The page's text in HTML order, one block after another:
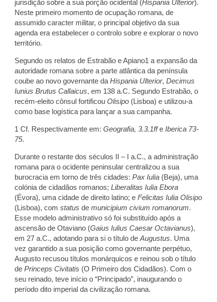
jurisdição sobre a sua porção ocidental (Hispania Ulterior).
Neste primeiro momento de ocupação romana, de
assumido caracter militar, o principal objetivo da sua
agenda era estabelecer o controlo sobre e explorar o novo
território.
Segundo os relatos de Estrabão e Apiano1 a expansão da
autoridade romana sobre a parte atlântica da península
coube ao novo governante daHispania Ulterior, Decimus
Iunius Brutus Callaicus, em 138 a.C. Segundo Estrabão, o
recém-eleito cônsul fortificou Olisipo (Lisboa) e utilizou-a
como base logística para lançar a sua campanha.
1 Cf. Respectivamente em: Geografia, 3.3.1ffe Iberica 73-
75.
Durante o restante dos séculos II – I a.C., a administração
romana para o ocidente peninsular centralizou a sua
burocracia em torno de três cidades: Pax Iulia (Beja), uma
colónia de cidadãos romanos; Liberalitas Iulia Ebora
(Évora), uma cidade de direito latino; e Felicitas Iulia Olisipo
(Lisboa), com status de municipium civium romanorum.
Esse modelo administrativo só foi substituído após a
ascensão de Otaviano (Gaius Iulius Caesar Octavianus),
em 27 a.C., adotando para si o título deAugustus. Uma
vez garantido a sua posição como governante perpétuo,
Augusto recusou títulos monárquicos e reinou sob o título
de Princeps Civitatis (O Primeiro dos Cidadãos). Com o
seu reinado, teve início o “Principado”, inaugurando o
período dito imperial da civilização romana.